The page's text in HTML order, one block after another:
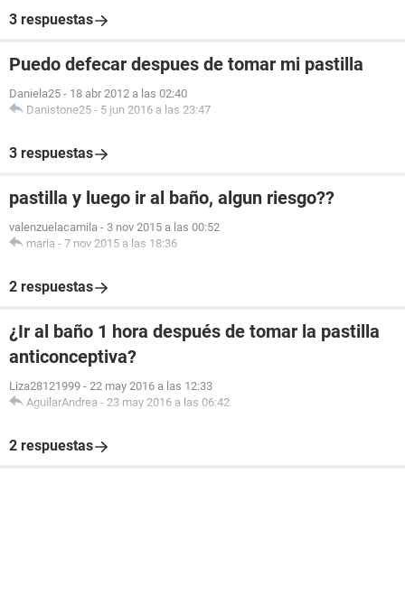
3 respuestas
Puedo defecar despues de tomar mi pastilla
Daniela25 - 18 abr 2012 a las 02:40
Danistone25 - 5 jun 2016 a las 23:47
3 respuestas
pastilla y luego ir al baño, algun riesgo??
valenzuelacamila - 3 nov 2015 a las 00:52
maria - 7 nov 2015 a las 18:36
2 respuestas
¿Ir al baño 1 hora después de tomar la pastilla
anticonceptiva?
Liza28121999 - 22 may 2016 a las 12:33
AguilarAndrea - 23 may 2016 a las 06:42
2 respuestas